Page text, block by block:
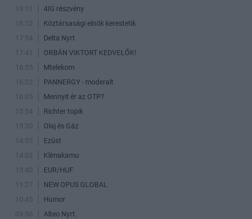
19:11
4IG részvény
18:12
Köztársasági elnök kerestetik
17:54
Delta Nyrt
17:41
ORBÁN VIKTORT KEDVELŐK!
16:55
Mtelekom
16:22
PANNERGY - moderalt
16:05
Mennyit ér az OTP?
15:54
Richter topik
15:30
Olaj és Gáz
14:55
Ezüst
14:03
Klímakamu
13:40
EUR/HUF
11:27
NEW OPUS GLOBAL
10:45
Humor
09:56
Alteo Nyrt.